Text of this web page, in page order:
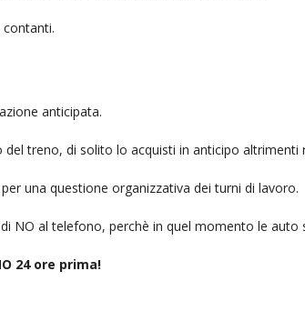
anticipata.
treno, di solito lo acquisti in anticipo altrimenti
una questione organizzativa dei turni di lavoro.
NO al telefono, perchè in quel momento le auto
24 ore prima!